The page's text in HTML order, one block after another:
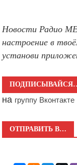
Новости Радио
настроение в
установи
на группу Вконтакте
ОТПРАВИТЬ В…